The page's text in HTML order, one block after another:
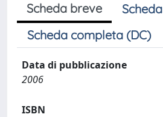
Scheda breve
Scheda completa (DC)
Data di pubblicazione
2006
ISBN